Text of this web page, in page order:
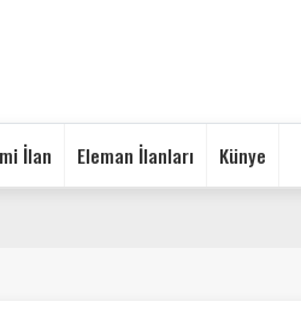
İlan Eleman İlanları Künye